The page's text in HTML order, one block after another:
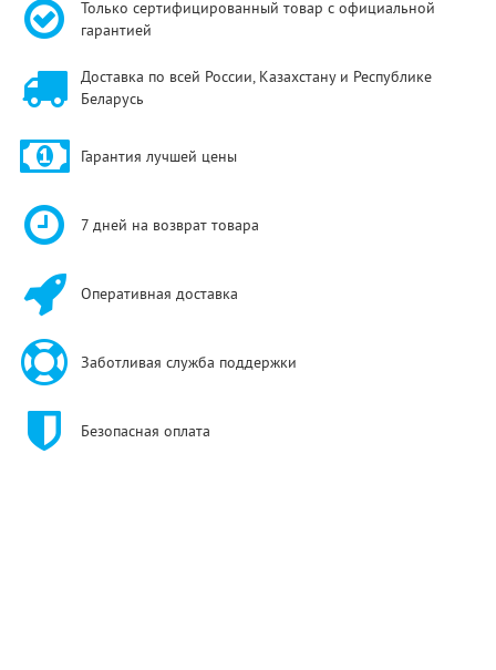
Только сертифицированный товар с официальной
гарантией
Доставка по всей России, Казахстану и Республике
Беларусь
Гарантия лучшей цены
7 дней на возврат товара
Оперативная доставка
Заботливая служба поддержки
Безопасная оплата